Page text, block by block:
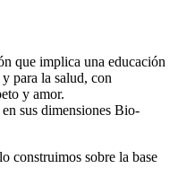
que implica una educación
para la salud, con
y amor.
sus dimensiones Bio-
construimos sobre la base